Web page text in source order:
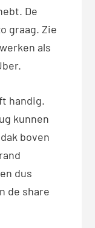
De
graag. Zie
als
handig.
kunnen
boven
dus
de share